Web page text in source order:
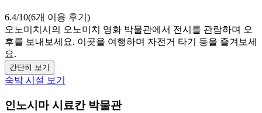
6.4/10(6개 이용 후기)
오노미치시의 오노미치 영화 박물관에서 전시를 관람하며 오
후를 보내보세요. 이곳을 여행하며 자전거 타기 등을 즐겨보세
요.
간단히 보기
숙박 시설 보기
인노시마 시료칸 박물관